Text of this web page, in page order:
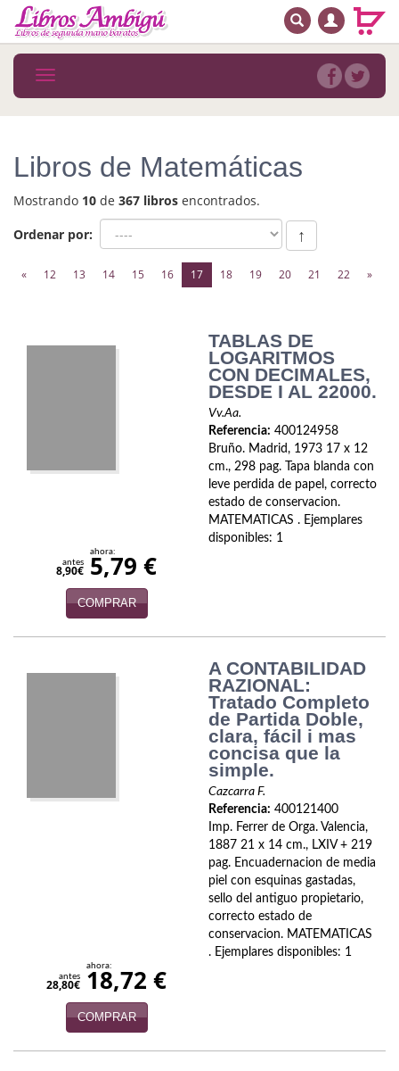
MENÚ PRINCIPAL
Novedades
MATERIAS
Astrología. Ocultismo
Autoayuda. Conocimiento personal
Cuentos y relatos
Física y Química
BUSCAR
Toggle
navigation
Libros de Matemáticas
Mostrando 10 de 367 libros encontrados.
Ordenar por:
↑
« 12 13 14 15 16 17(current)
18 19 20 21 22 »
TABLAS DE
LOGARITMOS
CON DECIMALES,
DESDE I AL 22000.
Vv.Aa.
Referencia: 400124958
Bruño. Madrid, 1973 17 x 12
cm., 298 pag. Tapa blanda con
leve perdida de papel, correcto
estado de conservacion.
MATEMATICAS . Ejemplares
disponibles: 1
antes
8,90€
ahora:
5,79 €
COMPRAR
A CONTABILIDAD
RAZIONAL:
Tratado Completo
de Partida Doble,
clara, fácil i mas
concisa que la
simple.
Cazcarra F.
Referencia: 400121400
Imp. Ferrer de Orga. Valencia,
1887 21 x 14 cm., LXIV + 219
pag. Encuadernacion de media
piel con esquinas gastadas,
sello del antiguo propietario,
correcto estado de
conservacion. MATEMATICAS
. Ejemplares disponibles: 1
antes
28,80€
ahora:
18,72 €
COMPRAR